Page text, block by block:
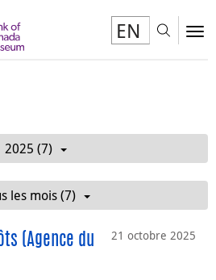
EN
2025 (7)
les mois (7)
21 octobre 2025
(Agence du